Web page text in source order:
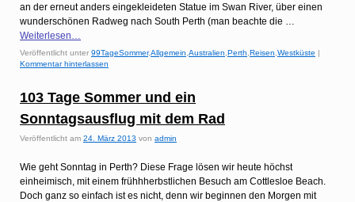
an der erneut anders eingekleideten Statue im Swan River, über einen
wunderschönen Radweg nach South Perth (man beachte die …
Weiterlesen…
Veröffentlicht unter 99TageSommer,Allgemein,Australien,Perth,Reisen,Westküste
Kommentar hinterlassen
103 Tage Sommer und ein
Sonntagsausflug mit dem Rad
Veröffentlicht am 24. März 2013 von admin
Wie geht Sonntag in Perth? Diese Frage lösen wir heute höchst
einheimisch, mit einem frühhherbstlichen Besuch am Cottlesloe Beach.
Doch ganz so einfach ist es nicht, denn wir beginnen den Morgen mit